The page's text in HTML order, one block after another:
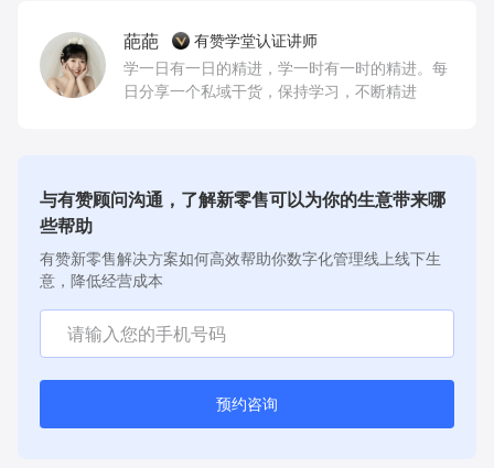
葩葩
有赞学堂认证讲师
学一日有一日的精进，学一时有一时的精进。每
日分享一个私域干货，保持学习，不断精进
与有赞顾问沟通，了解新零售可以为你的生意带来哪
些帮助
有赞新零售解决方案如何高效帮助你数字化管理线上线下生
意，降低经营成本
预约咨询